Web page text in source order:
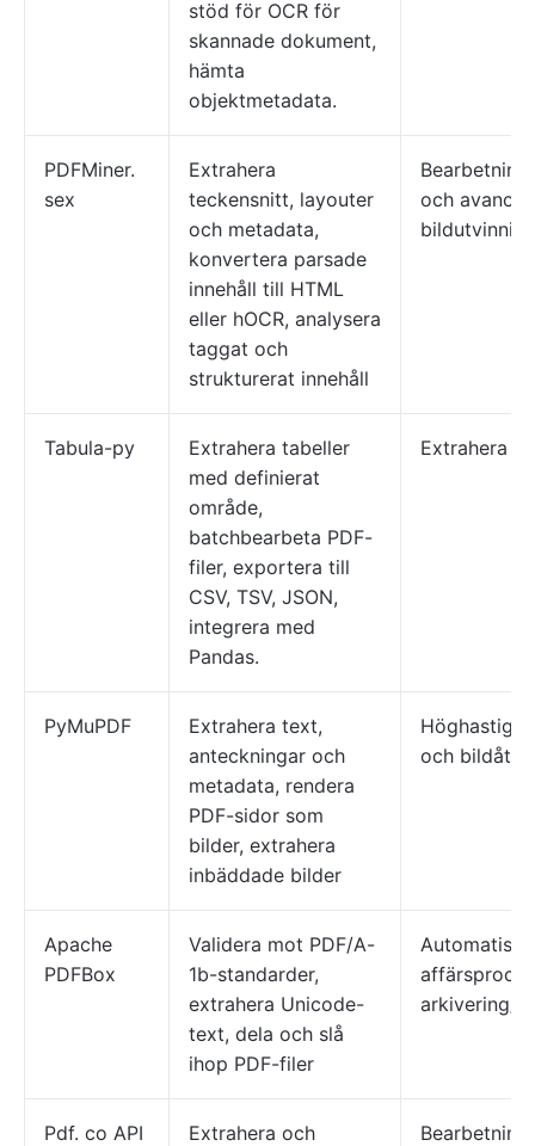
stöd för OCR för
skannade dokument,
hämta
objektmetadata.
PDFMiner.
sex
Extrahera
teckensnitt, layouter
och metadata,
konvertera parsade
innehåll till HTML
eller hOCR, analysera
taggat och
strukturerat innehåll
och
bildutvinning
Tabula-py
Extrahera tabeller
med definierat
område,
batchbearbeta PDF-
filer, exportera till
CSV, TSV, JSON,
integrera med
Pandas.
Extrahera
PyMuPDF
Extrahera text,
anteckningar och
metadata, rendera
PDF-sidor som
bilder, extrahera
inbäddade bilder
och
Apache
PDFBox
Validera mot PDF/A-
1b-standarder,
extrahera Unicode-
text, dela och slå
ihop PDF-filer
arkivering/
Pdf. co API
Extrahera och
Bearbetning